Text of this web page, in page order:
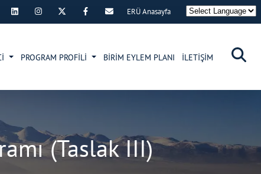
×
ERÜ Anasayfa
PROGRAM PROFİLİ BİRİM EYLEM PLANI İLETİŞİM
(Taslak III)